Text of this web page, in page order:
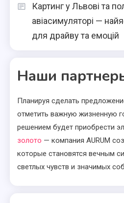
Картинг у Львові та
авіасимуляторі —
для драйву та емоцій
Наши
Планируя сделать
отметить важную жизненную
решением будет приобрести
золото — компания AURUM
которые становятся вечным
светлых чувств и значимых